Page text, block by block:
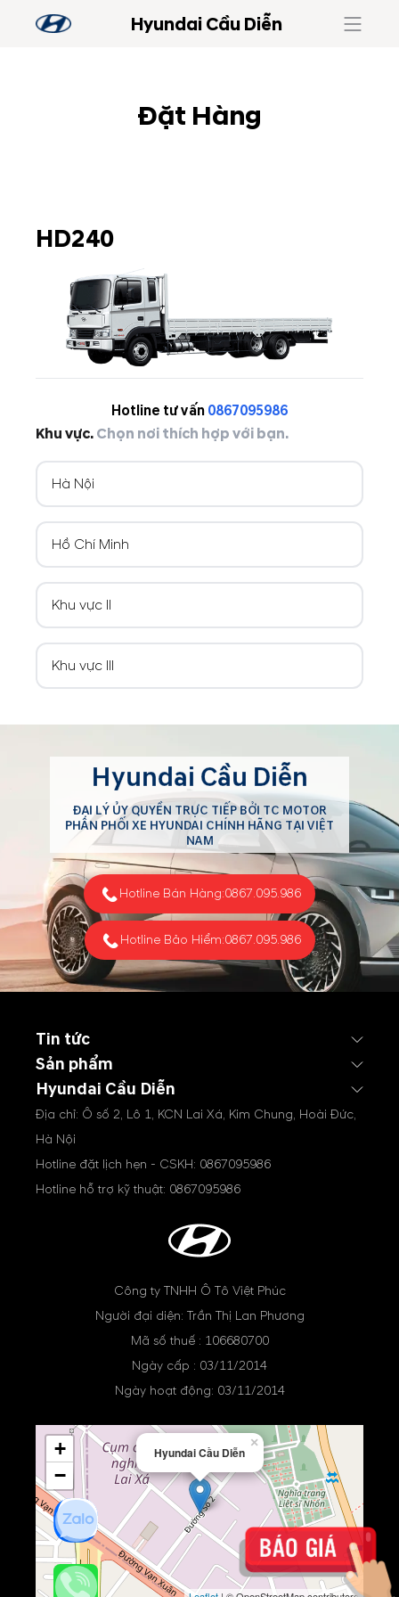
Hyundai Cầu Diễn
Đặt Hàng
HD240
Hotline tư vấn 0867095986
Khu vực. Chọn nơi thích hợp với bạn.
Hà Nội
Hồ Chí Minh
Khu vực II
Khu vực III
Hyundai Cầu Diễn
ĐẠI LÝ ỦY QUYỀN TRỰC TIẾP BỞI TC MOTOR
PHÂN PHỐI XE HYUNDAI CHÍNH HÃNG TẠI VIỆT
NAM
Hotline Bán Hàng:0867.095.986
Hotline Bảo Hiểm:0867.095.986
Tin tức
Sản phẩm
Hyundai Cầu Diễn
Địa chỉ: Ô số 2, Lô 1, KCN Lai Xá, Kim Chung, Hoài Đức,
Hà Nội
Hotline đặt lịch hẹn - CSKH: 0867095986
Hotline hỗ trợ kỹ thuật: 0867095986
Công ty TNHH Ô Tô Việt Phúc
Người đại diện: Trần Thị Lan Phương
Mã số thuế : 106680700
Ngày cấp : 03/11/2014
Ngày hoạt động: 03/11/2014
Hyundai Cầu Diễn
×
+
−